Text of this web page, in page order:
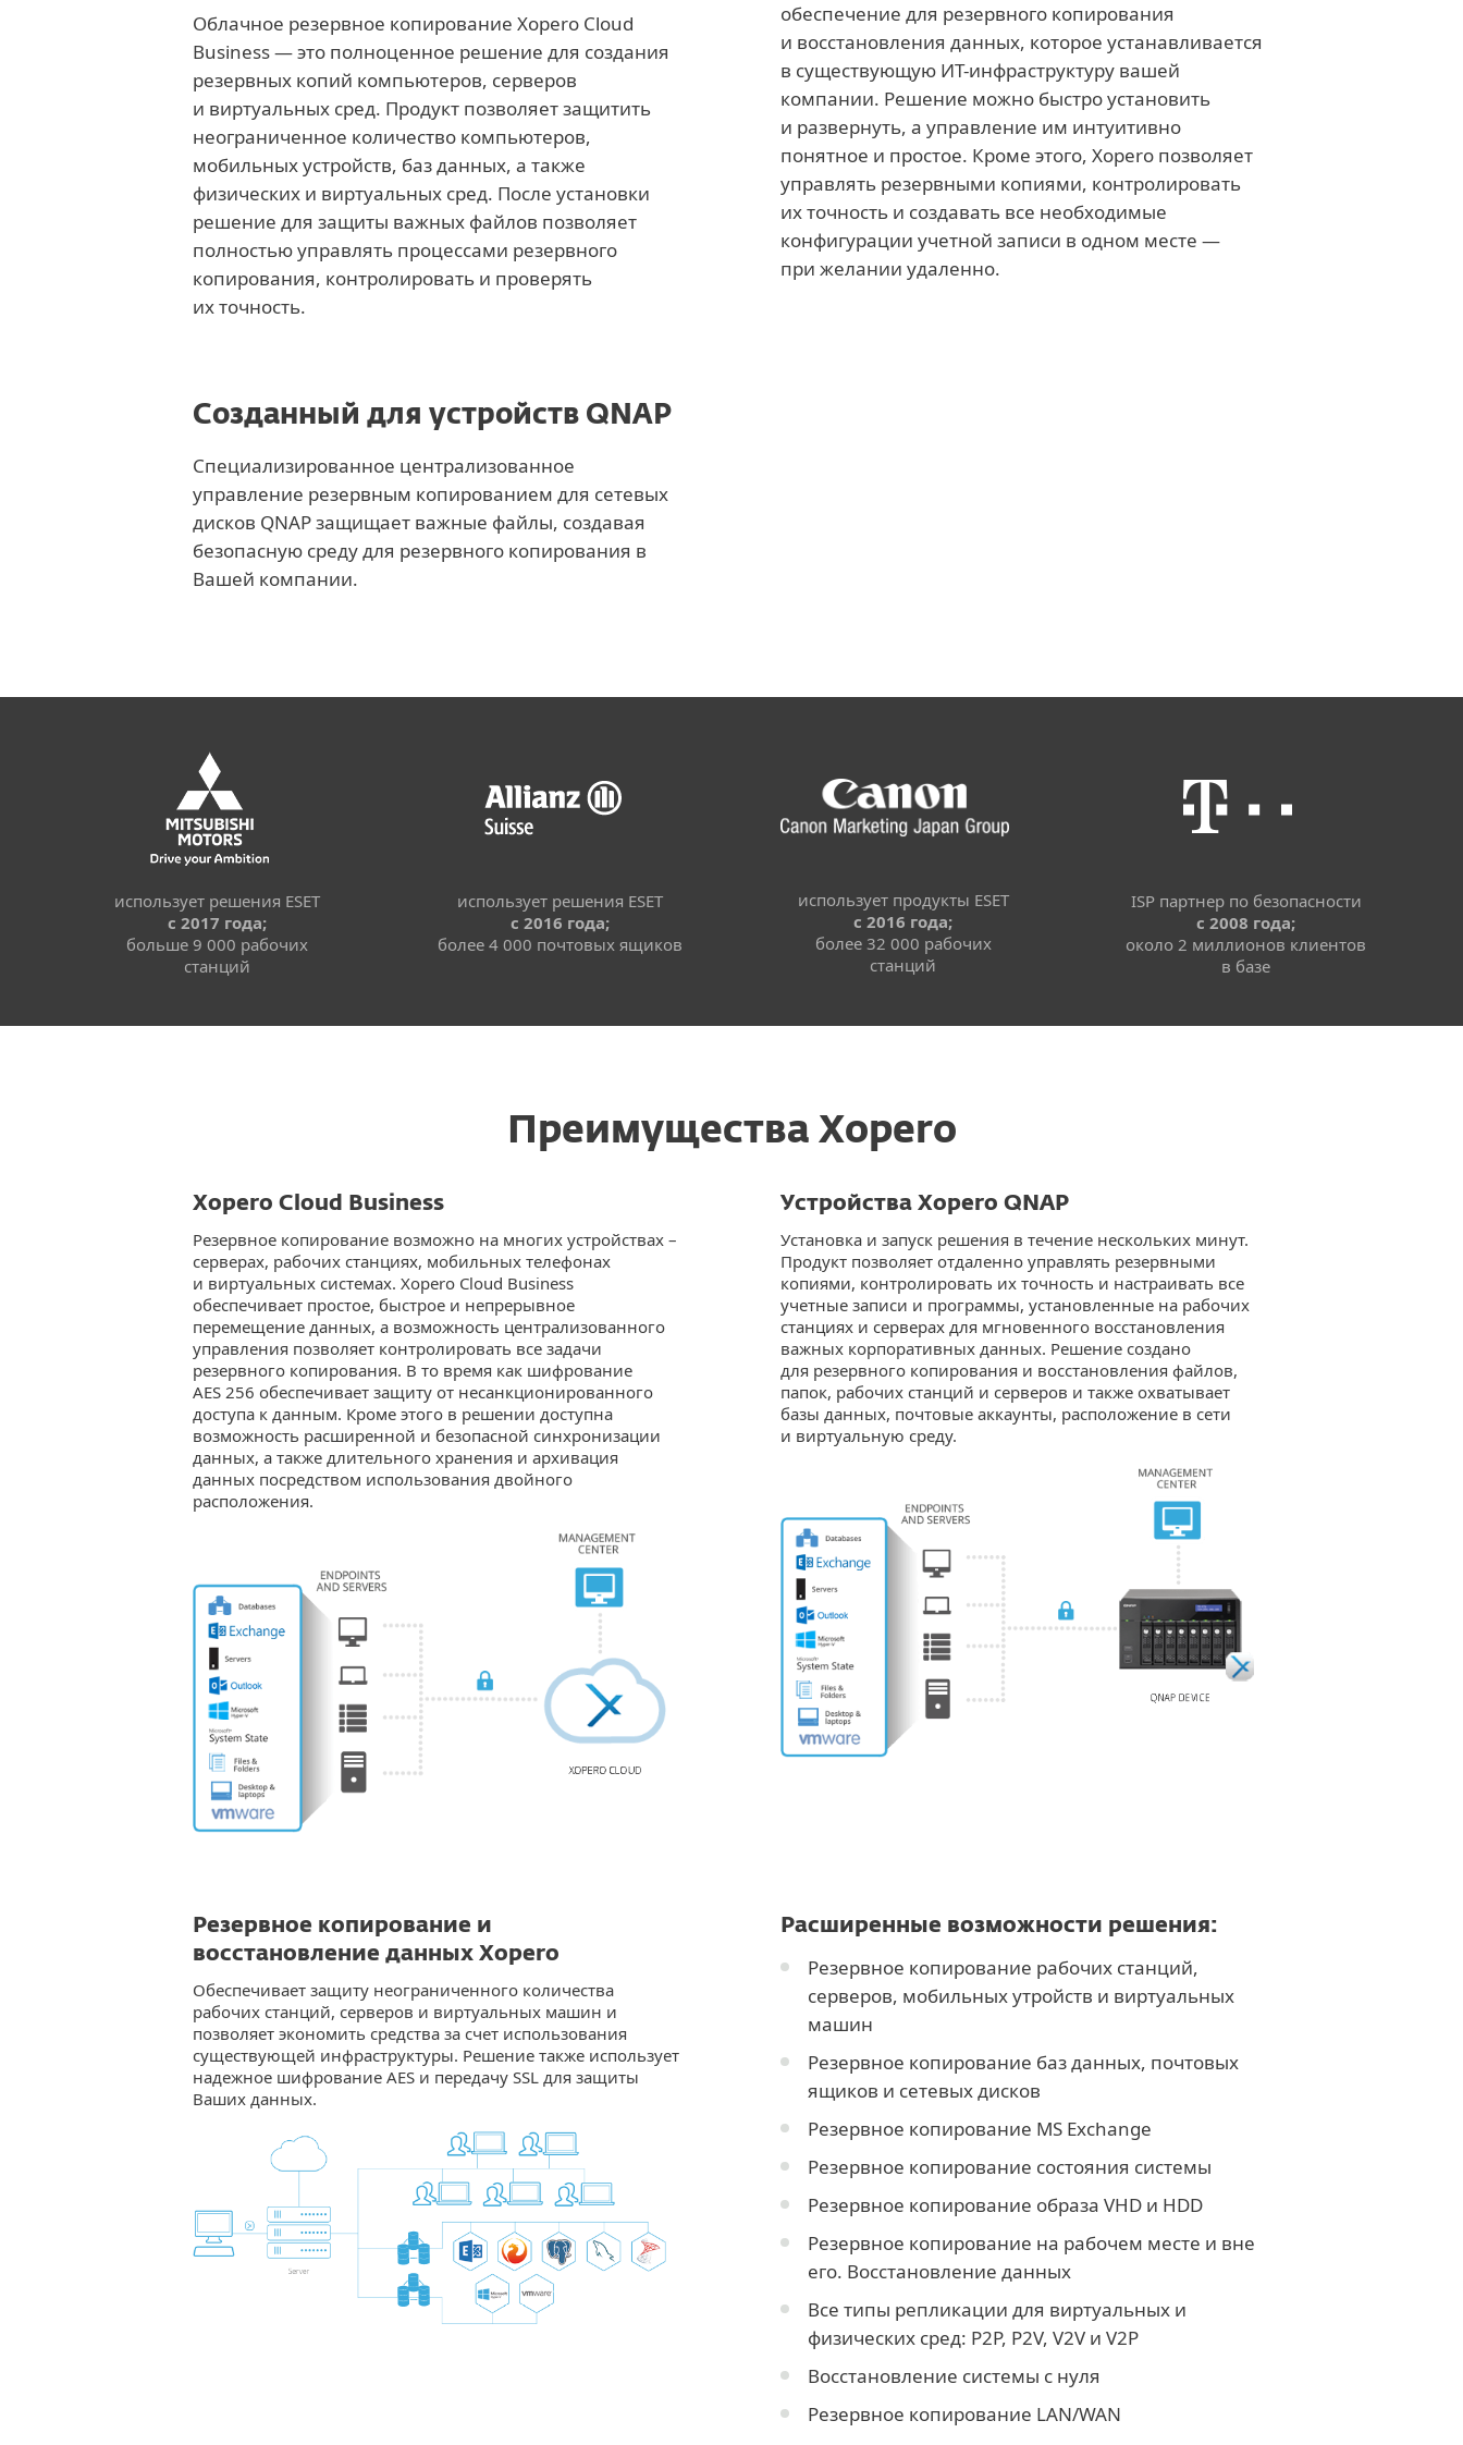
Облачное резервное копирование Xopero Cloud
Business — это полноценное решение для создания
резервных копий компьютеров, серверов
и виртуальных сред. Продукт позволяет защитить
неограниченное количество компьютеров,
мобильных устройств, баз данных, а также
физических и виртуальных сред. После установки
решение для защиты важных файлов позволяет
полностью управлять процессами резервного
копирования, контролировать и проверять
их точность.
обеспечение для резервного копирования
и восстановления данных, которое устанавливается
в существующую ИТ-инфраструктуру вашей
компании. Решение можно быстро установить
и развернуть, а управление им интуитивно
понятное и простое. Кроме этого, Xopero позволяет
управлять резервными копиями, контролировать
их точность и создавать все необходимые
конфигурации учетной записи в одном месте —
при желании удаленно.
Созданный для устройств QNAP
Специализированное централизованное
управление резервным копированием для сетевых
дисков QNAP защищает важные файлы, создавая
безопасную среду для резервного копирования в
Вашей компании.
использует решения ESET
с 2017 года;
больше 9 000 рабочих
станций
использует решения ESET
с 2016 года;
более 4 000 почтовых ящиков
использует продукты ESET
с 2016 года;
более 32 000 рабочих
станций
ISP партнер по безопасности
с 2008 года;
около 2 миллионов клиентов
в базе
Преимущества Xopero
Xopero Cloud Business
Резервное копирование возможно на многих устройствах –
серверах, рабочих станциях, мобильных телефонах
и виртуальных системах. Xopero Cloud Business
обеспечивает простое, быстрое и непрерывное
перемещение данных, а возможность централизованного
управления позволяет контролировать все задачи
резервного копирования. В то время как шифрование
AES 256 обеспечивает защиту от несанкционированного
доступа к данным. Кроме этого в решении доступна
возможность расширенной и безопасной синхронизации
данных, а также длительного хранения и архивация
данных посредством использования двойного
расположения.
Устройства Xopero QNAP
Установка и запуск решения в течение нескольких минут.
Продукт позволяет отдаленно управлять резервными
копиями, контролировать их точность и настраивать все
учетные записи и программы, установленные на рабочих
станциях и серверах для мгновенного восстановления
важных корпоративных данных. Решение создано
для резервного копирования и восстановления файлов,
папок, рабочих станций и серверов и также охватывает
базы данных, почтовые аккаунты, расположение в сети
и виртуальную среду.
Резервное копирование и
восстановление данных Xopero
Обеспечивает защиту неограниченного количества
рабочих станций, серверов и виртуальных машин и
позволяет экономить средства за счет использования
существующей инфраструктуры. Решение также использует
надежное шифрование AES и передачу SSL для защиты
Ваших данных.
Расширенные возможности решения:
Резервное копирование рабочих станций,
серверов, мобильных утройств и виртуальных
машин
Резервное копирование баз данных, почтовых
ящиков и сетевых дисков
Резервное копирование MS Exchange
Резервное копирование состояния системы
Резервное копирование образа VHD и HDD
Резервное копирование на рабочем месте и вне
его. Восстановление данных
Все типы репликации для виртуальных и
физических сред: P2P, P2V, V2V и V2P
Восстановление системы с нуля
Резервное копирование LAN/WAN